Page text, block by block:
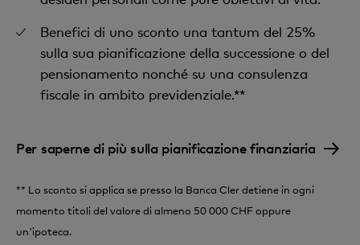
Benefici di uno sconto una tantum del 25%
sulla sua pianificazione della successione o del
pensionamento nonché su una consulenza
fiscale in ambito previdenziale.**
Per saperne di più sulla pianificazione finanziaria
** Lo sconto si applica se presso la Banca Cler detiene in ogni
momento titoli del valore di almeno 50 000 CHF oppure
un'ipoteca.